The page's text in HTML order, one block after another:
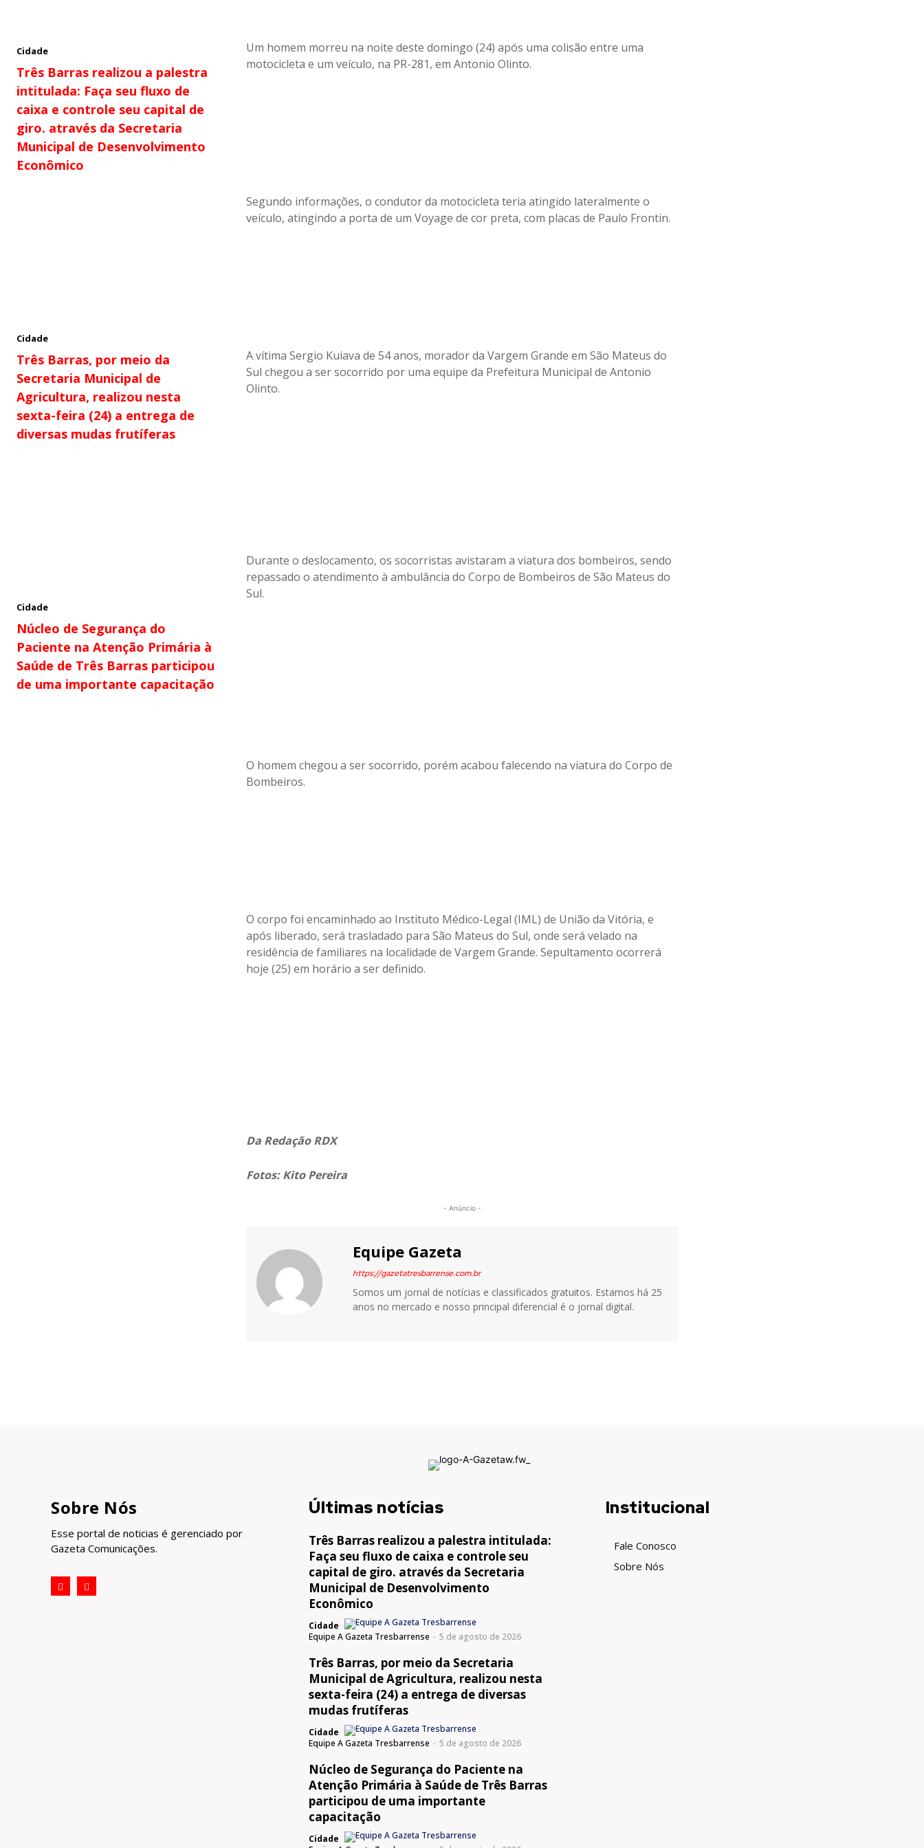
Cidade
Três Barras realizou a palestra
intitulada: Faça seu fluxo de
caixa e controle seu capital de
giro. através da Secretaria
Municipal de Desenvolvimento
Econômico
Cidade
Três Barras, por meio da
Secretaria Municipal de
Agricultura, realizou nesta
sexta-feira (24) a entrega de
diversas mudas frutíferas
Cidade
Núcleo de Segurança do
Paciente na Atenção Primária à
Saúde de Três Barras participou
de uma importante capacitação
Um homem morreu na noite deste domingo (24) após uma colisão entre uma
motocicleta e um veículo, na PR-281, em Antonio Olinto.
Segundo informações, o condutor da motocicleta teria atingido lateralmente o
veículo, atingindo a porta de um Voyage de cor preta, com placas de Paulo Frontin.
A vítima Sergio Kuiava de 54 anos, morador da Vargem Grande em São Mateus do
Sul chegou a ser socorrido por uma equipe da Prefeitura Municipal de Antonio
Olinto.
Durante o deslocamento, os socorristas avistaram a viatura dos bombeiros, sendo
repassado o atendimento à ambulância do Corpo de Bombeiros de São Mateus do
Sul.
O homem chegou a ser socorrido, porém acabou falecendo na viatura do Corpo de
Bombeiros.
O corpo foi encaminhado ao Instituto Médico-Legal (IML) de União da Vitória, e
após liberado, será trasladado para São Mateus do Sul, onde será velado na
residência de familiares na localidade de Vargem Grande. Sepultamento ocorrerá
hoje (25) em horário a ser definido.
Da Redação RDX
Fotos: Kito Pereira
- Anúncio -
Equipe Gazeta
https://gazetatresbarrense.com.br
Somos um jornal de notícias e classificados gratuitos. Estamos há 25
anos no mercado e nosso principal diferencial é o jornal digital.
Sobre Nós
Esse portal de noticias é gerenciado por
Gazeta Comunicações.
Últimas notícias
Três Barras realizou a palestra intitulada:
Faça seu fluxo de caixa e controle seu
capital de giro. através da Secretaria
Municipal de Desenvolvimento
Econômico
Cidade
Equipe A Gazeta Tresbarrense - 5 de agosto de 2026
Três Barras, por meio da Secretaria
Municipal de Agricultura, realizou nesta
sexta-feira (24) a entrega de diversas
mudas frutíferas
Cidade
Equipe A Gazeta Tresbarrense - 5 de agosto de 2026
Núcleo de Segurança do Paciente na
Atenção Primária à Saúde de Três Barras
participou de uma importante
capacitação
Cidade
Institucional
Fale Conosco
Sobre Nós